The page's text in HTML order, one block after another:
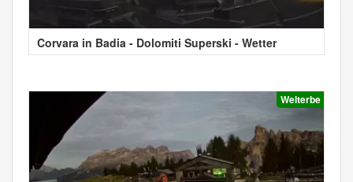
Corvara in Badia - Dolomiti Superski - Wetter
Welterbe